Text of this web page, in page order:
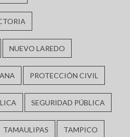
NUEVO LAREDO
PROTECCIÓN CIVIL
SEGURIDAD PÚBLICA
TAMAULIPAS TAMPICO